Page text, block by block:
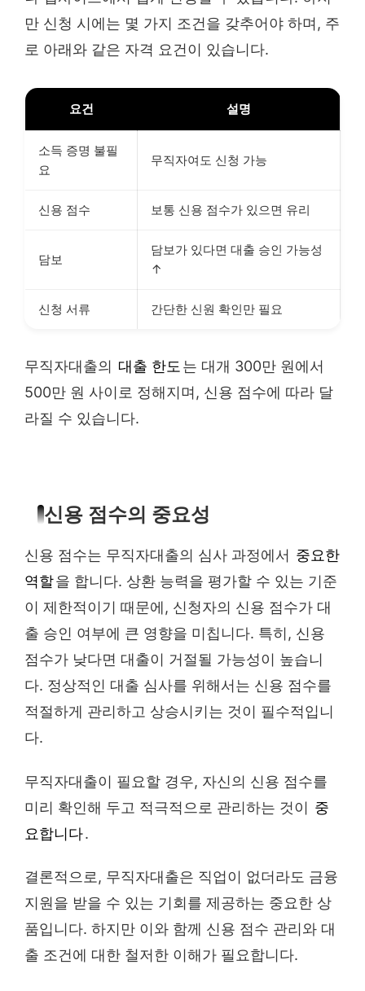
만 신청 시에는 몇 가지 조건을 갖추어야 하며, 주
로 아래와 같은 자격 요건이 있습니다.
요건 설명
소득 증명 불필
요
무직자여도 신청 가능
신용 점수 보통 신용 점수가 있으면 유리
담보
담보가 있다면 대출 승인 가능성
↑
신청 서류 간단한 신원 확인만 필요
무직자대출의 대출 한도 는 대개 300만 원에서
500만 원 사이로 정해지며, 신용 점수에 따라 달
라질 수 있습니다.
신용 점수의 중요성
신용 점수는 무직자대출의 심사 과정에서 중요한
역할을 합니다. 상환 능력을 평가할 수 있는 기준
이 제한적이기 때문에, 신청자의 신용 점수가 대
출 승인 여부에 큰 영향을 미칩니다. 특히, 신용
점수가 낮다면 대출이 거절될 가능성이 높습니
다. 정상적인 대출 심사를 위해서는 신용 점수를
적절하게 관리하고 상승시키는 것이 필수적입니
다.
무직자대출이 필요할 경우, 자신의 신용 점수를
미리 확인해 두고 적극적으로 관리하는 것이 중
요합니다.
결론적으로, 무직자대출은 직업이 없더라도 금융
지원을 받을 수 있는 기회를 제공하는 중요한 상
품입니다. 하지만 이와 함께 신용 점수 관리와 대
출 조건에 대한 철저한 이해가 필요합니다.